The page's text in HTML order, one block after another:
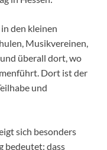
den kleinen
Musikvereinen,
überall dort, wo
Dort ist der
und
sich besonders
bedeutet: dass